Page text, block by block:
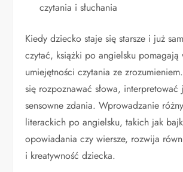
czytania i słuchania
Kiedy dziecko staje się starsze i już
czytać, książki po angielsku
umiejętności czytania ze
się rozpoznawać słowa,
sensowne zdania. Wprowadzanie
literackich po angielsku, takich jak
opowiadania czy wiersze, rozwija
i kreatywność dziecka.